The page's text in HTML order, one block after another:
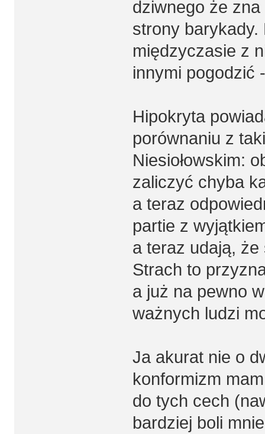
dziwnego że
strony barykady.
międzyczasie z
innymi pogodzić
Hipokryta
porównaniu z
Niesiołowskim:
zaliczyć chyba
a teraz
partie z
a teraz udają, że
Strach to
a już na pewno
ważnych ludzi
Ja akurat nie o
konformizm
do tych cech
bardziej boli